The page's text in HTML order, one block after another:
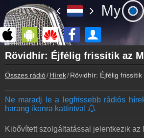
Főoldal
myonlineradio.hu
Bejelentkezés
Kapcsolat
Írj nekünk!
Partnerek
Összes rádió Hírek Rövidhír: Éjfélig
Ne maradj le a legfrissebb rádiós
harang ikonra kattintva!
Kibővített szolgáltatással jelentkezik az